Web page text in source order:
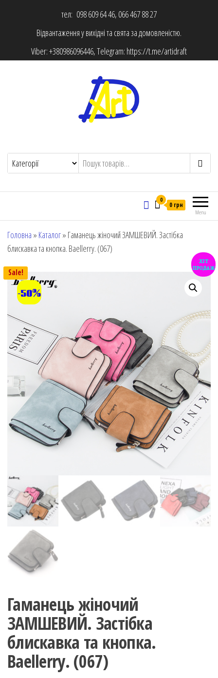
тел: 098 609 64 46, 066 467 88 27
Відвантаження у вихідні та свята за домовленістю.
Viber:+380986096446, Telegram: https://t.me/artidraft
Menu
0
0 грн
Головна » Каталог» Гаманець жіночий ЗАМШЕВИЙ. Застібка
блискавка та кнопка. Baellerry. (067)
Sale!
-50%
хіт
продаж
Гаманець жіночий
ЗАМШЕВИЙ. Застібка
блискавка та кнопка.
Baellerry. (067)